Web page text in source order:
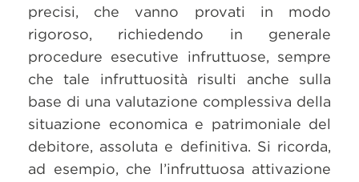
precisi, che vanno provati in modo
rigoroso, richiedendo in generale
procedure esecutive infruttuose, sempre
che tale infruttuosità risulti anche sulla
base di una valutazione complessiva della
situazione economica e patrimoniale del
debitore, assoluta e definitiva. Si ricorda,
ad esempio, che l’infruttuosa attivazione